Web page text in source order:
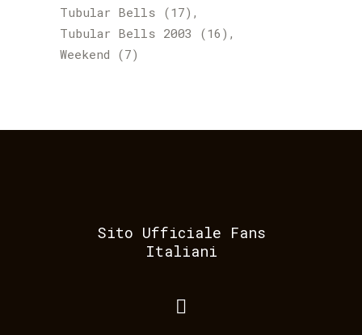
Tubular Bells (17)
Tubular Bells 2003 (16)
Weekend (7)
Sito Ufficiale Fans
Italiani